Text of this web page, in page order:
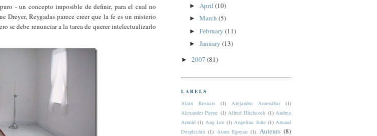
- un concepto imposible de definir, para el cual no
Reygadas parece creer que la fe es un misterio
se debe renunciar a la tarea de querer intelectualizarlo
► April (10)
► March (5)
► February (11)
► January (13)
► 2007 (81)
LABELS
Alain Resnais
(1) Alejandro Amenábar
(1)
Alexander Payne (1) Alfred Hitchcock (1) Andrea
Arnold (1) Ang Lee (1) Angelina Jolie (1) Arnaud
Desplechin (1) Atom Egoyan (1) Auteurs (8)